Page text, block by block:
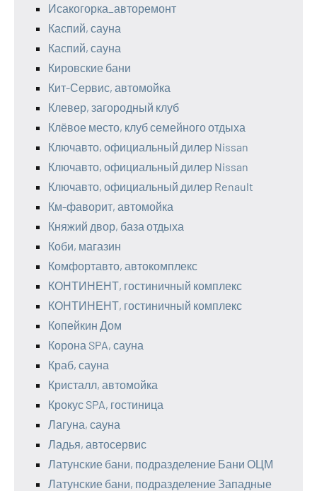
Исакогорка_авторемонт
Каспий, сауна
Каспий, сауна
Кировские бани
Кит-Сервис, автомойка
Клевер, загородный клуб
Клёвое место, клуб семейного отдыха
Ключавто, официальный дилер Nissan
Ключавто, официальный дилер Nissan
Ключавто, официальный дилер Renault
Км-фаворит, автомойка
Княжий двор, база отдыха
Коби, магазин
Комфортавто, автокомплекс
КОНТИНЕНТ, гостиничный комплекс
КОНТИНЕНТ, гостиничный комплекс
Копейкин Дом
Корона SPA, сауна
Краб, сауна
Кристалл, автомойка
Крокус SPA, гостиница
Лагуна, сауна
Ладья, автосервис
Латунские бани, подразделение Бани ОЦМ
Латунские бани, подразделение Западные